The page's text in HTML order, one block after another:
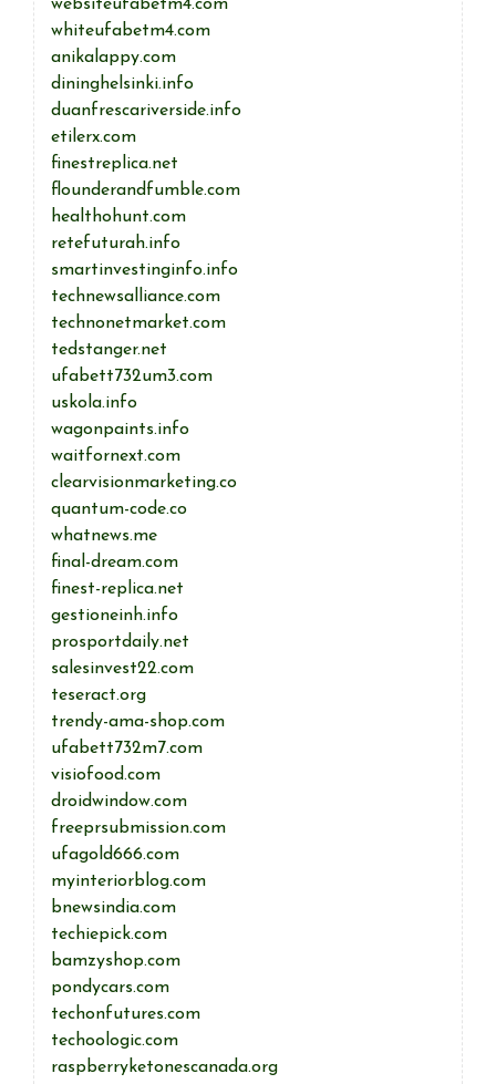
websiteufabetm4.com
whiteufabetm4.com
anikalappy.com
dininghelsinki.info
duanfrescariverside.info
etilerx.com
finestreplica.net
flounderandfumble.com
healthohunt.com
retefuturah.info
smartinvestinginfo.info
technewsalliance.com
technonetmarket.com
tedstanger.net
ufabett732um3.com
uskola.info
wagonpaints.info
waitfornext.com
clearvisionmarketing.co
quantum-code.co
whatnews.me
final-dream.com
finest-replica.net
gestioneinh.info
prosportdaily.net
salesinvest22.com
teseract.org
trendy-ama-shop.com
ufabett732m7.com
visiofood.com
droidwindow.com
freeprsubmission.com
ufagold666.com
myinteriorblog.com
bnewsindia.com
techiepick.com
bamzyshop.com
pondycars.com
techonfutures.com
techoologic.com
raspberryketonescanada.org